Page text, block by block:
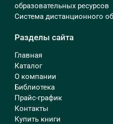
образовательных ресурсов
Система дистанционного
Разделы сайта
Главная
Каталог
О компании
Библиотека
Прайс-график
Контакты
Купить книги